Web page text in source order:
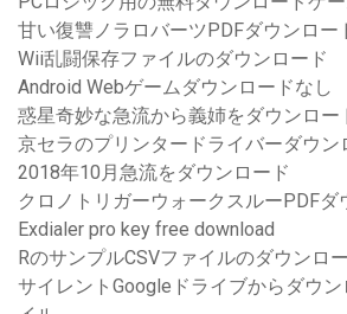
甘い復讐ノラロバーツPDFダウンロー
Wii乱闘保存ファイルのダウンロード
Android Webゲームダウンロードなし
惑星奇妙な急流から義姉をダウンロー
京セラのプリンタードライバーダウン
2018年10月急流をダウンロード
クロノトリガーウォークスルーPDFダ
Exdialer pro key free download
RのサンプルCSVファイルのダウンロ
サイレントGoogleドライブからダウ